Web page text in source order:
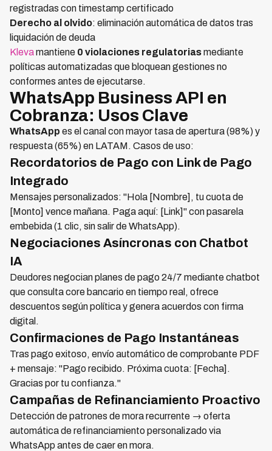
registradas con timestamp certificado
Derecho al olvido: eliminación automática de datos tras
liquidación de deuda
Klevamantiene 0 violaciones regulatoriasmediante
políticas automatizadas que bloquean gestiones no
conformes antes de ejecutarse.
WhatsApp Business API en
Cobranza: Usos Clave
WhatsApp es el canal con mayor tasa de apertura (98%) y
respuesta (65%) en LATAM. Casos de uso:
Recordatorios de Pago con Link de Pago
Integrado
Mensajes personalizados: "Hola [Nombre], tu cuota de
[Monto] vence mañana. Paga aquí: [Link]" con pasarela
embebida (1 clic, sin salir de WhatsApp).
Negociaciones Asíncronas con Chatbot
IA
Deudores negocian planes de pago 24/7 mediante chatbot
que consulta core bancario en tiempo real, ofrece
descuentos según política y genera acuerdos con firma
digital.
Confirmaciones de Pago Instantáneas
Tras pago exitoso, envío automático de comprobante PDF
+ mensaje: "Pago recibido. Próxima cuota: [Fecha].
Gracias por tu confianza."
Campañas de Refinanciamiento Proactivo
Detección de patrones de mora recurrente → oferta
automática de refinanciamiento personalizado via
WhatsApp antes de caer en mora.